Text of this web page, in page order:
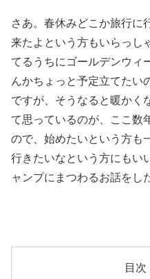
さあ。春休みどこか旅行に
来たよという方もいらっし
てるうちにゴールデンウィ
んかちょっと予定立てたい
ですが、そうなると暖かく
て思っているのが、ここ数
ので、始めたいという方も
行きたいなという方にもい
ャンプにまつわるお話をし
目次